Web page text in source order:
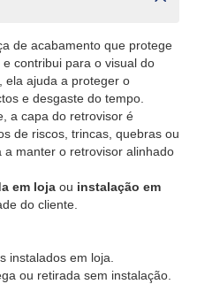
de acabamento que protege
contribui para o visual do
ela ajuda a proteger o
e desgaste do tempo.
a capa do retrovisor é
de riscos, trincas, quebras ou
manter o retrovisor alinhado
em loja ou instalação em
do cliente.
instalados em loja.
ou retirada sem instalação.